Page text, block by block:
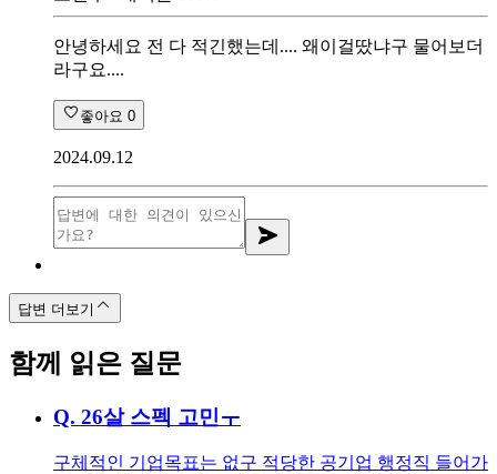
안녕하세요 전 다 적긴했는데.... 왜이걸땄냐구 물어보더
라구요....
좋아요 0
2024.09.12
답변 더보기
함께 읽은 질문
Q. 26살 스펙 고민ㅜ
구체적인 기업목표는 없구 적당한 공기업 행정직 들어가